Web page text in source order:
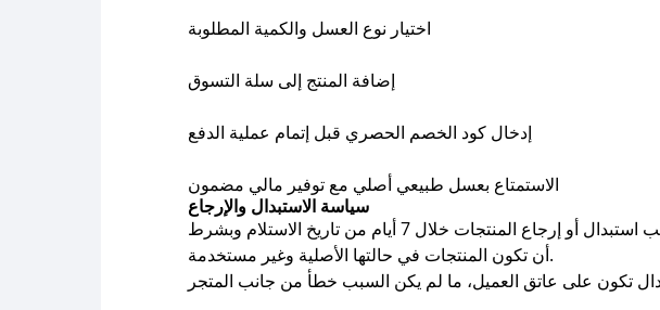
اختيار نوع العسل والكمية المطلوبة
إضافة المنتج إلى سلة التسوق
إدخال كود الخصم الحصري قبل إتمام عملية الدفع
الاستمتاع بعسل طبيعي أصلي مع توفير مالي مضمون
سياسة الاستبدال والإرجاع
يقدم متجر عسل هناء سياسة استبدال وإرجاع مرنة لضمان رضا عملائنا، حيث يمكنك طلب استبدال أو إرجاع المنتجات خلال 7 أيام من تاريخ الاستلام وبشرط
أن تكون المنتجات في حالتها الأصلية وغير مستخدمة.